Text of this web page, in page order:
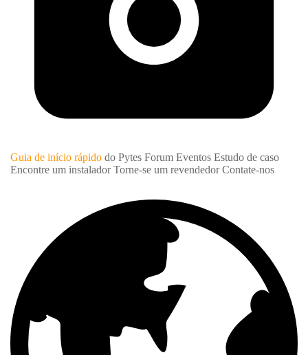
Guia de início rápido do Pytes Forum Eventos Estudo de caso
Encontre um instalador Torne-se um revendedor Contate-nos